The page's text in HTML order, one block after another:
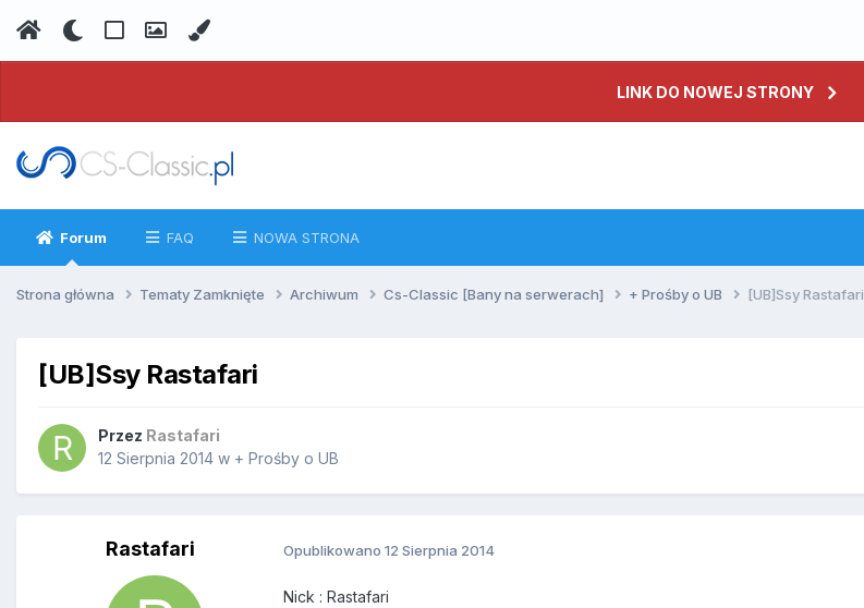
LINK DO NOWEJ STRONY
Forum FAQ NOWA STRONA
Strona główna Tematy Zamknięte Archiwum Cs-Classic [Bany na serwerach] + Prośby o UB [UB]Ssy Rastafari
[UB]Ssy Rastafari
Przez Rastafari
12 Sierpnia 2014 w + Prośby o UB
Rastafari Opublikowano 12 Sierpnia 2014
Nick : Rastafari